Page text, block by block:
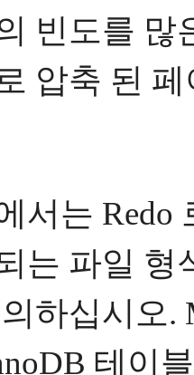
빈도를 많
압축 된
서는 Redo
는 파일 형
하십시오.
테이